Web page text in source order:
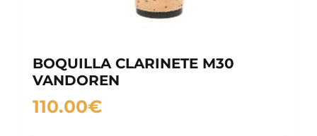
BOQUILLA CLARINETE M30
VANDOREN
110.00€